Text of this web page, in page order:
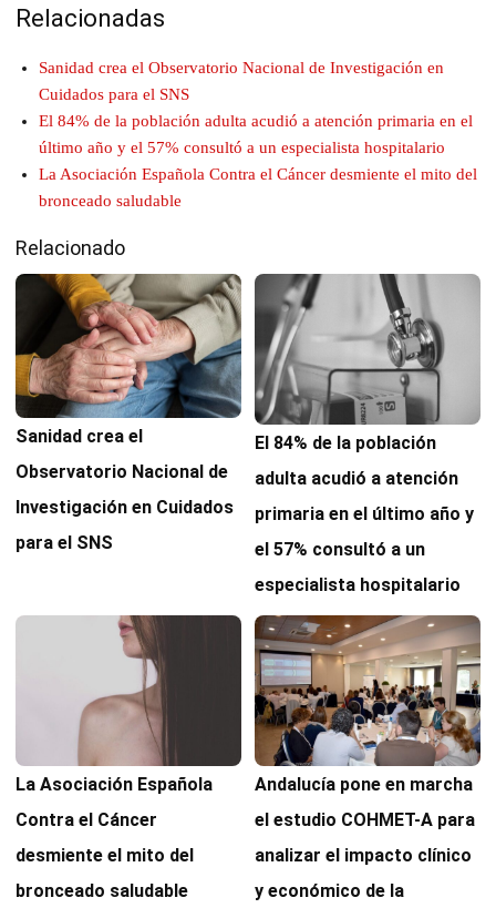
Relacionadas
Sanidad crea el Observatorio Nacional de Investigación en
Cuidados para el SNS
El 84% de la población adulta acudió a atención primaria en el
último año y el 57% consultó a un especialista hospitalario
La Asociación Española Contra el Cáncer desmiente el mito del
bronceado saludable
Relacionado
Sanidad crea el
Observatorio Nacional de
Investigación en Cuidados
para el SNS
El 84% de la población
adulta acudió a atención
primaria en el último año y
el 57% consultó a un
especialista hospitalario
La Asociación Española
Contra el Cáncer
desmiente el mito del
bronceado saludable
Andalucía pone en marcha
el estudio COHMET-A para
analizar el impacto clínico
y económico de la